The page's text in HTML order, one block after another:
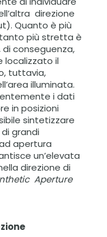
direzione
Quanto è più
più stretta è
conseguenza,
localizzato il
tuttavia,
illuminata.
i dati
in posizioni
sintetizzare
grandi
apertura
un’elevata
direzione di
Aperture